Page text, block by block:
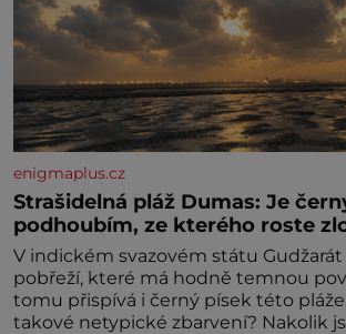
enigmaplus.cz
Strašidelná pláž Dumas: Je
podhoubím, ze kterého roste
V indickém svazovém státu Gudžarát
pobřeží, které má hodně temnou
tomu přispívá i černý písek této
takové netypické